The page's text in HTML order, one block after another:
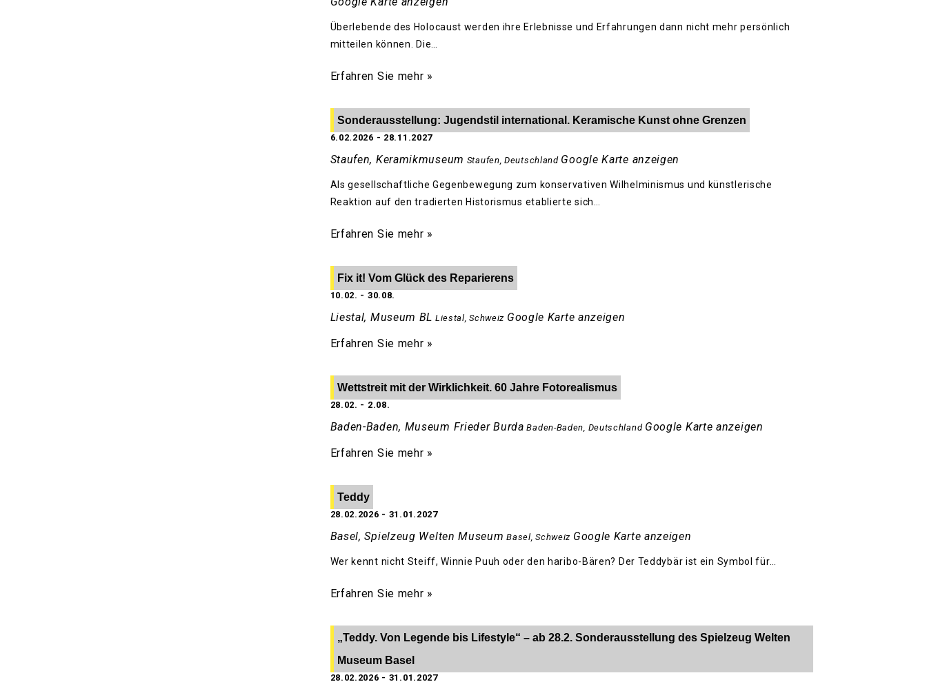
Überlebende des Holocaust werden ihre Erlebnisse und Erfahrungen dann nicht mehr persönlich
mitteilen können. Die…
Erfahren Sie mehr »
Sonderausstellung: Jugendstil international. Keramische Kunst ohne Grenzen
6.02.2026 - 28.11.2027
Staufen, Keramikmuseum Staufen Deutschland Google Karte anzeigen
Als gesellschaftliche Gegenbewegung zum konservativen Wilhelminismus und künstlerische
Reaktion auf den tradierten Historismus etablierte sich…
Erfahren Sie mehr »
Fix it! Vom Glück des Reparierens
10.02. - 30.08.
Liestal, Museum BL Liestal Schweiz Google Karte anzeigen
Erfahren Sie mehr »
Wettstreit mit der Wirklichkeit. 60 Jahre Fotorealismus
28.02. - 2.08.
Baden-Baden, Museum Frieder Burda Baden-Baden Deutschland Google Karte anzeigen
Erfahren Sie mehr »
Teddy
28.02.2026 - 31.01.2027
Basel, Spielzeug Welten Museum Basel Schweiz Google Karte anzeigen
Wer kennt nicht Steiff, Winnie Puuh oder den haribo-Bären? Der Teddybär ist ein Symbol für…
Erfahren Sie mehr »
„Teddy. Von Legende bis Lifestyle“ – ab 28.2. Sonderausstellung des Spielzeug Welten
Museum Basel
28.02.2026 - 31.01.2027